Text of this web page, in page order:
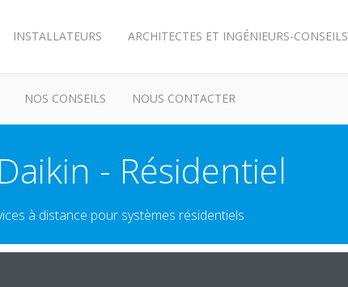
INSTALLATEURS ARCHITECTES ET INGÉNIEURS-CONSEILS
NOS CONSEILS NOUS CONTACTER
- Résidentiel
à distance pour systèmes résidentiels